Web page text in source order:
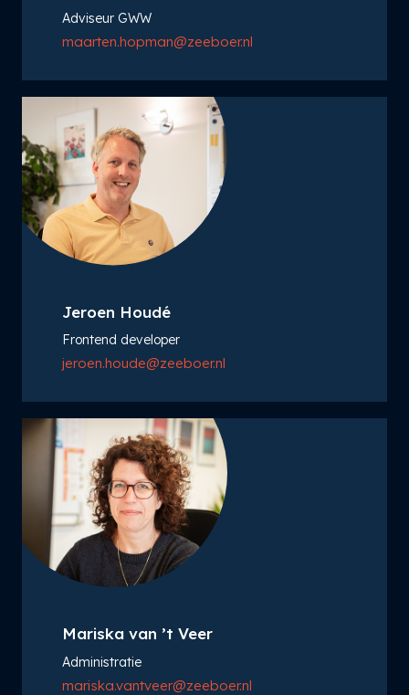
Adviseur GWW
maarten.hopman@zeeboer.nl
Jeroen Houdé
Frontend developer
jeroen.houde@zeeboer.nl
Mariska van ’t Veer
Administratie
mariska.vantveer@zeeboer.nl